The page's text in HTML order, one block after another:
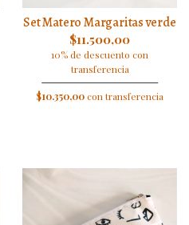
Set Matero Margaritas verde
$11.500,00
10% de descuento con
transferencia
$10.350,00con transferencia